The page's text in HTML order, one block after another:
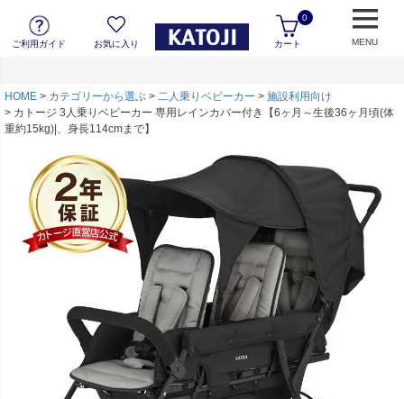
ご利用ガイド お気に入り カート
0
MENU
HOME カテゴリーから選ぶ 二人乗りベビーカー
施設利用向け
カトージ 3人乗りベビーカー 専用レインカバー付き【6ヶ月～生後36ヶ月頃(体
重約15kg)|、身長114cmまで】